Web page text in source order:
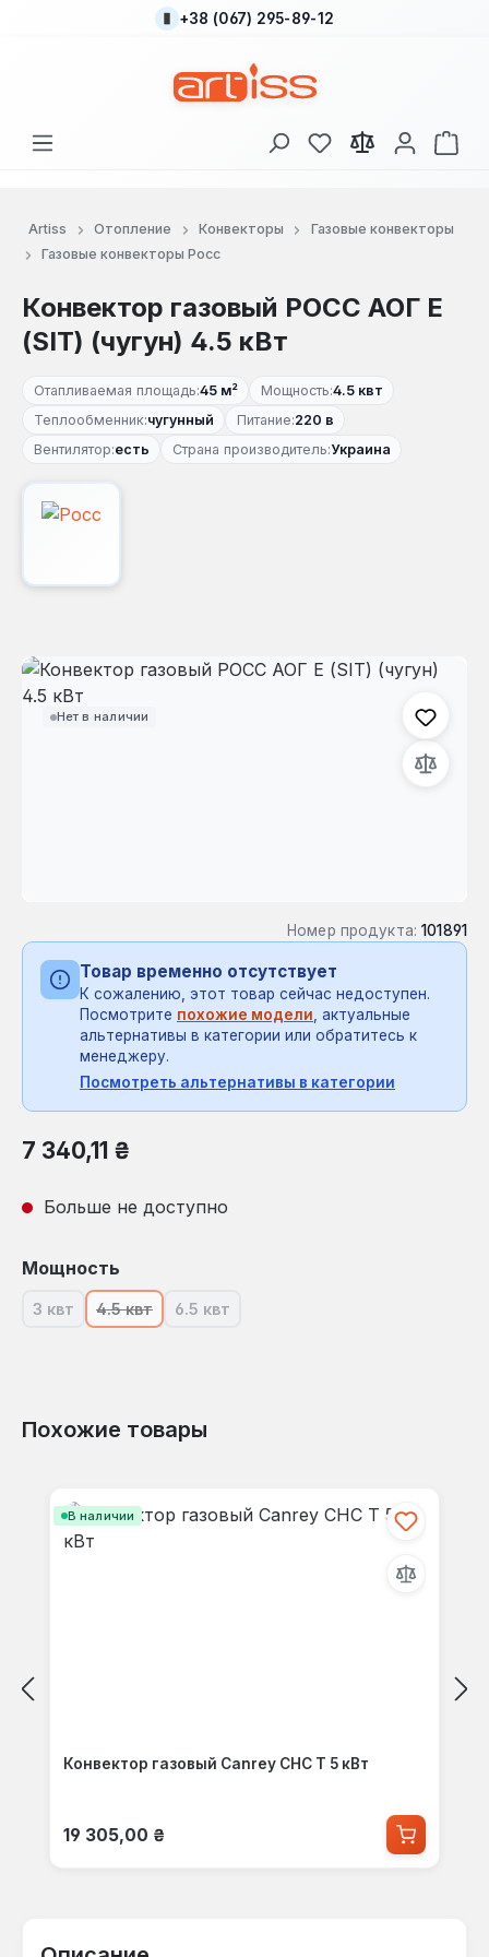
Перейти к основному содержанию
+38 (067) 295-89-12
У вас есть товары
В
Artiss Отопление Конвекторы
Газовые конвекторы
Газовые конвекторы Росс
Конвектор газовый РОСС АОГ Е
(SIT) (чугун) 4.5 кВт
Отапливаемая площадь:45 м² Мощность:4.5 квт
Теплообменник:чугунный Питание:220 в
Вентилятор:есть Страна производитель:Украина
Нет в наличии
Пропустить галерею изображений
Номер продукта: 101891
Товар временно отсутствует
К сожалению, этот товар сейчас недоступен.
Посмотрите похожие модели, актуальные
альтернативы в категории или обратитесь к
менеджеру.
Посмотреть альтернативы в категории
Обычная цена:
7 340,11 ₴
Больше не доступно
Выберите
Мощность
3 квт(В настоящее время эта опция недоступна.)
4.5 квт(В настоящее время эта опция недоступна.)
6.5 квт(В настоящее время эта опция
Похожие товары
В наличии
Конвектор газовый Canrey CHC T 5 кВт
Обычная цена:
19 305,00 ₴